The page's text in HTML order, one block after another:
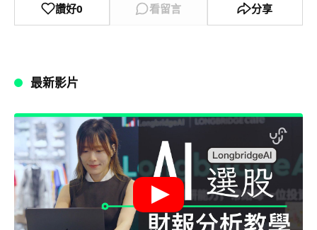
讚好0 看留言 分享
最新影片